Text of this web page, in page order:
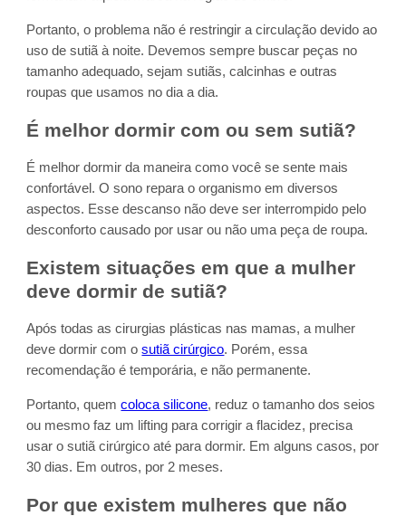
Portanto, o problema não é restringir a circulação devido ao
uso de sutiã à noite. Devemos sempre buscar peças no
tamanho adequado, sejam sutiãs, calcinhas e outras
roupas que usamos no dia a dia.
É melhor dormir com ou sem sutiã?
É melhor dormir da maneira como você se sente mais
confortável. O sono repara o organismo em diversos
aspectos. Esse descanso não deve ser interrompido pelo
desconforto causado por usar ou não uma peça de roupa.
Existem situações em que a mulher
deve dormir de sutiã?
Após todas as cirurgias plásticas nas mamas, a mulher
deve dormir com osutiã cirúrgico. Porém, essa
recomendação é temporária, e não permanente.
Portanto, quemcoloca silicone, reduz o tamanho dos seios
ou mesmo faz um lifting para corrigir a flacidez, precisa
usar o sutiã cirúrgico até para dormir. Em alguns casos, por
30 dias. Em outros, por 2 meses.
Por que existem mulheres que não